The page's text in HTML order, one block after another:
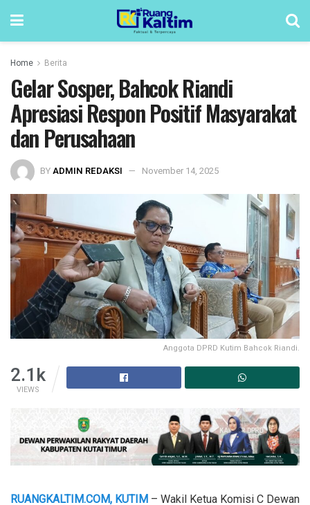
Home Berita
Gelar Sosper, Bahcok Riandi
Apresiasi Respon Positif Masyarakat
dan Perusahaan
BYADMIN REDAKSI November 14, 2025
Anggota DPRD Kutim Bahcok Riandi.
2.1k
VIEWS
RUANGKALTIM.COM, KUTIM – Wakil Ketua Komisi C Dewan